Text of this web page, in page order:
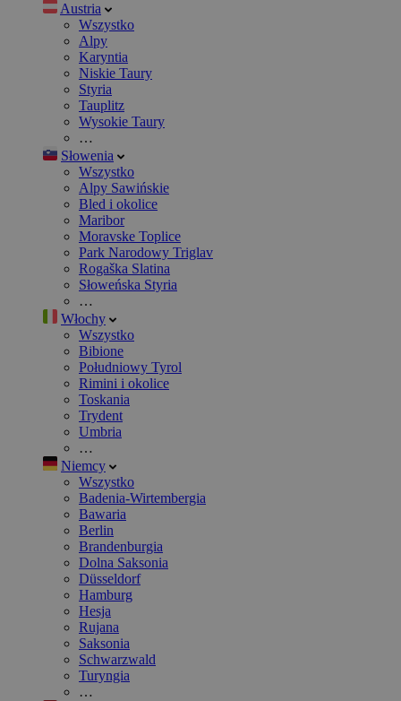
Austria
Wszystko
Alpy
Karyntia
Niskie Taury
Styria
Tauplitz
Wysokie Taury
…
Słowenia
Wszystko
Alpy Sawińskie
Bled i okolice
Maribor
Moravske Toplice
Park Narodowy Triglav
Rogaška Slatina
Słoweńska Styria
…
Włochy
Wszystko
Bibione
Południowy Tyrol
Rimini i okolice
Toskania
Trydent
Umbria
…
Niemcy
Wszystko
Badenia-Wirtembergia
Bawaria
Berlin
Brandenburgia
Dolna Saksonia
Düsseldorf
Hamburg
Hesja
Rujana
Saksonia
Schwarzwald
Turyngia
…